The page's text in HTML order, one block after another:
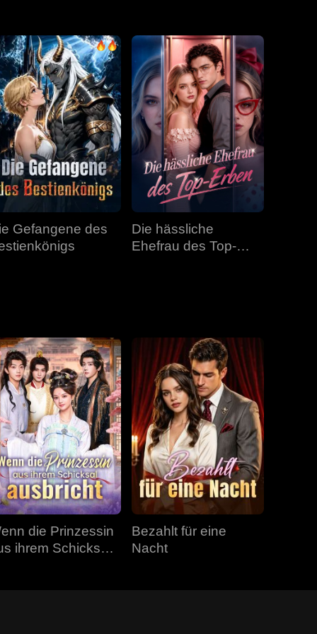
Folge 34 Folge 35 Folge 36
Folge 37 Folge 38 Folge 39
Folge 40
Gefangene des
Die hässliche
Ehefrau des Top-
die Prinzessin
ihrem Schicksal
Bezahlt für eine
Nacht